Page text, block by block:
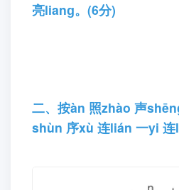
亮lianɡ。(6分)